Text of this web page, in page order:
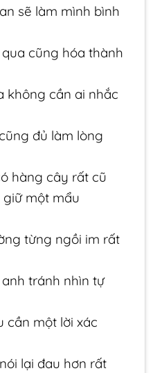
sẽ làm mình bình
cũng hóa thành
không cần ai nhắc
đủ làm lòng
hàng cây rất cũ
một mẩu
từng ngồi im rất
tránh nhìn tự
cần một lời xác
lại đau hơn rất